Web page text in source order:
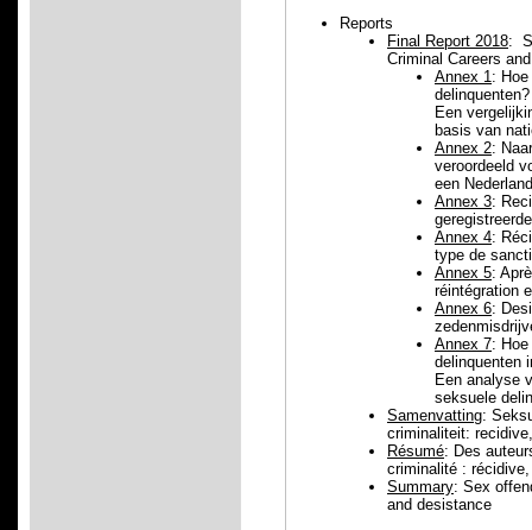
Reports
Final Report 2018:
Criminal Careers
Annex 1:
delinquenten?
Een
basis van
Annex 2:
veroordeeld
een
Annex 3:
Annex 4:
type de
Annex 5:
réintégration
Annex 6:
Annex 7:
delinquenten
Een analyse
seksuele
Samenvatting:
criminaliteit:
Résumé: Des
criminalité :
Summary: Sex
and desistance